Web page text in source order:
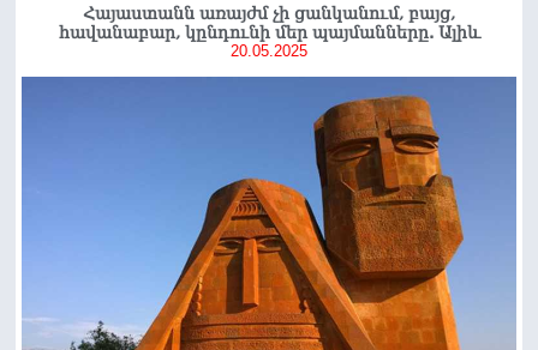
Հայաստանն առայժմ չի ցանկանում, բայց,
հավանաբար, կընդունի մեր պայմանները. Ալիև
20.05.2025